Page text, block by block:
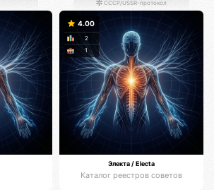
СССР/USSR-протокол
4.00
1
2
Электа / Electa
Каталог реестров советов